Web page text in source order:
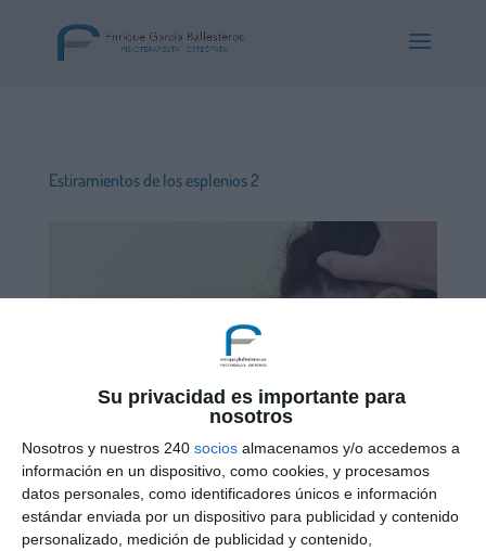
Su privacidad es importante para
nosotros
Nosotros y nuestros 240 socios almacenamos y/o accedemos a
información en un dispositivo, como cookies, y procesamos
datos personales, como identificadores únicos e información
estándar enviada por un dispositivo para publicidad y contenido
personalizado, medición de publicidad y contenido,
Estiramientos de los esplenios 2